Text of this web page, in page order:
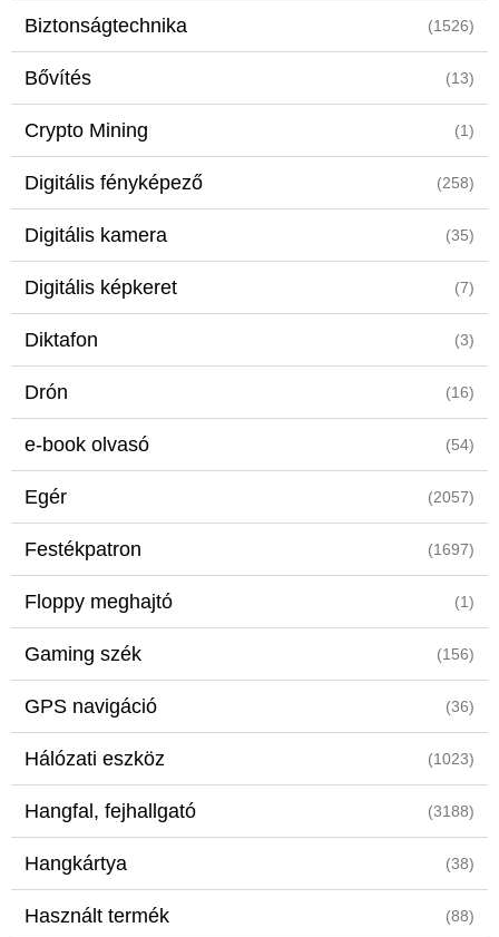
Biztonságtechnika (1526)
Bővítés (13)
Crypto Mining (1)
Digitális fényképező (258)
Digitális kamera (35)
Digitális képkeret (7)
Diktafon (3)
Drón (16)
e-book olvasó (54)
Egér (2057)
Festékpatron (1697)
Floppy meghajtó (1)
Gaming szék (156)
GPS navigáció (36)
Hálózati eszköz (1023)
Hangfal, fejhallgató (3188)
Hangkártya (38)
Használt termék (88)